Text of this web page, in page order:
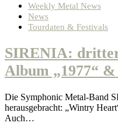
Weekly Metal News
News
Tourdaten & Festivals
SIRENIA:
Album „1977“
Die Symphonic Metal-Band
herausgebracht: „Wintry
Auch…